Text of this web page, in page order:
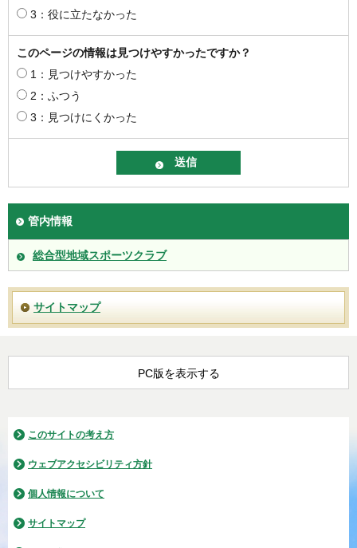
3：役に立たなかった
このページの情報は見つけやすかったですか？
1：見つけやすかった
2：ふつう
3：見つけにくかった
管内情報
総合型地域スポーツクラブ
サイトマップ
PC版を表示する
このサイトの考え方
ウェブアクセシビリティ方針
個人情報について
サイトマップ